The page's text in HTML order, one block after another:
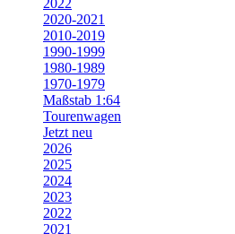
2022
2020-2021
2010-2019
1990-1999
1980-1989
1970-1979
Maßstab 1:64
Tourenwagen
Jetzt neu
2026
2025
2024
2023
2022
2021